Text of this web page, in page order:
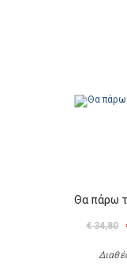
Θα πάρω
€ 34,80